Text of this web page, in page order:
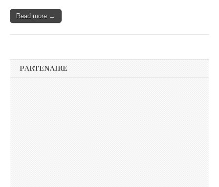
Read more →
PARTENAIRE